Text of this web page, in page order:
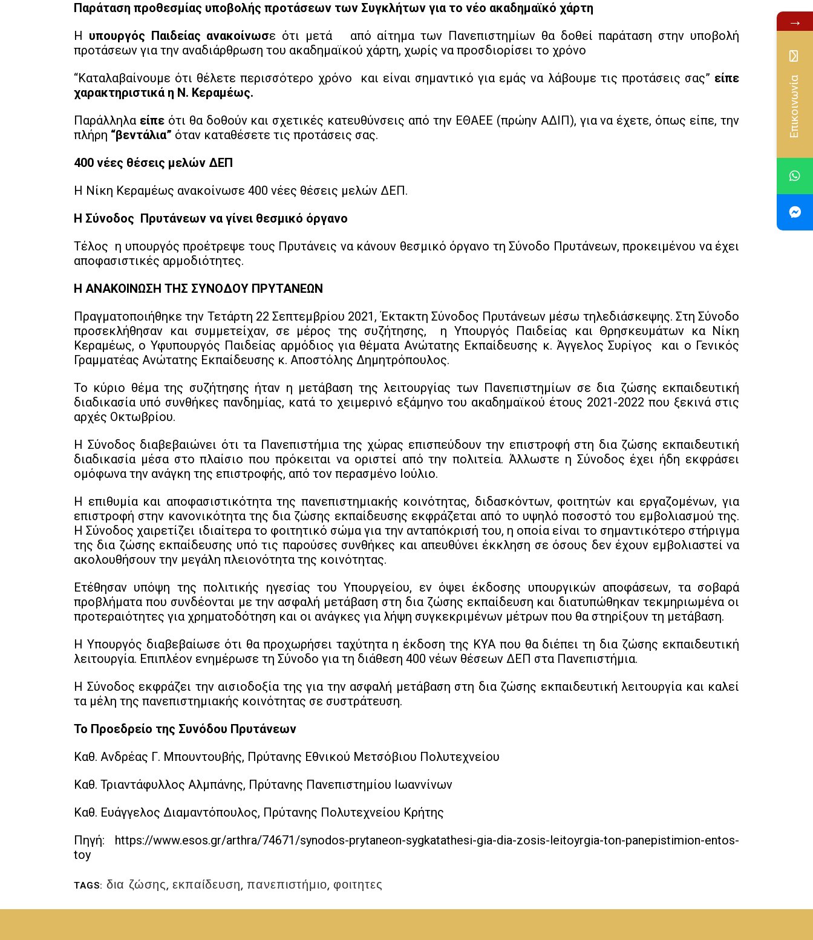
Παράταση προθεσμίας υποβολής προτάσεων των Συγκλήτων για το νέο ακαδημαϊκό χάρτη
Η υπουργός Παιδείας ανακοίνωσε ότι μετά από αίτημα των Πανεπιστημίων θα δοθεί παράταση στην υποβολή
προτάσεων για την αναδιάρθρωση του ακαδημαϊκού χάρτη, χωρίς να προσδιορίσει το χρόνο
“Καταλαβαίνουμε ότι θέλετε περισσότερο χρόνο και είναι σημαντικό για εμάς να λάβουμε τις προτάσεις σας” είπε
χαρακτηριστικά η Ν. Κεραμέως.
Παράλληλα είπεότι θα δοθούν και σχετικές κατευθύνσεις από την ΕΘΑΕΕ (πρώην ΑΔΙΠ), για να έχετε, όπως είπε, την
πλήρη “βεντάλια” όταν καταθέσετε τις προτάσεις σας.
400 νέες θέσεις μελών ΔΕΠ
Η Νίκη Κεραμέως ανακοίνωσε 400 νέες θέσεις μελών ΔΕΠ.
Η Σύνοδος Πρυτάνεων να γίνει θεσμικό όργανο
Τέλος η υπουργός προέτρεψε τους Πρυτάνεις να κάνουν θεσμικό όργανο τη Σύνοδο Πρυτάνεων, προκειμένου να έχει
αποφασιστικές αρμοδιότητες.
Η ΑΝΑΚΟΙΝΩΣΗ ΤΗΣ ΣΥΝΟΔΟΥ ΠΡΥΤΑΝΕΩΝ
Πραγματοποιήθηκε την Τετάρτη 22 Σεπτεμβρίου 2021, Έκτακτη Σύνοδος Πρυτάνεων μέσω τηλεδιάσκεψης. Στη Σύνοδο
προσεκλήθησαν και συμμετείχαν, σε μέρος της συζήτησης, η Υπουργός Παιδείας και Θρησκευμάτων κα Νίκη
Κεραμέως, ο Υφυπουργός Παιδείας αρμόδιος για θέματα Ανώτατης Εκπαίδευσης κ. Άγγελος Συρίγος και ο Γενικός
Γραμματέας Ανώτατης Εκπαίδευσης κ. Αποστόλης Δημητρόπουλος.
Το κύριο θέμα της συζήτησης ήταν η μετάβαση της λειτουργίας των Πανεπιστημίων σε δια ζώσης εκπαιδευτική
διαδικασία υπό συνθήκες πανδημίας, κατά το χειμερινό εξάμηνο του ακαδημαϊκού έτους 2021-2022 που ξεκινά στις
αρχές Οκτωβρίου.
Η Σύνοδος διαβεβαιώνει ότι τα Πανεπιστήμια της χώρας επισπεύδουν την επιστροφή στη δια ζώσης εκπαιδευτική
διαδικασία μέσα στο πλαίσιο που πρόκειται να οριστεί από την πολιτεία. Άλλωστε η Σύνοδος έχει ήδη εκφράσει
ομόφωνα την ανάγκη της επιστροφής, από τον περασμένο Ιούλιο.
Η επιθυμία και αποφασιστικότητα της πανεπιστημιακής κοινότητας, διδασκόντων, φοιτητών και εργαζομένων, για
επιστροφή στην κανονικότητα της δια ζώσης εκπαίδευσης εκφράζεται από το υψηλό ποσοστό του εμβολιασμού της.
Η Σύνοδος χαιρετίζει ιδιαίτερα το φοιτητικό σώμα για την ανταπόκρισή του, η οποία είναι το σημαντικότερο στήριγμα
της δια ζώσης εκπαίδευσης υπό τις παρούσες συνθήκες και απευθύνει έκκληση σε όσους δεν έχουν εμβολιαστεί να
ακολουθήσουν την μεγάλη πλειονότητα της κοινότητας.
Ετέθησαν υπόψη της πολιτικής ηγεσίας του Υπουργείου, εν όψει έκδοσης υπουργικών αποφάσεων, τα σοβαρά
προβλήματα που συνδέονται με την ασφαλή μετάβαση στη δια ζώσης εκπαίδευση και διατυπώθηκαν τεκμηριωμένα οι
προτεραιότητες για χρηματοδότηση και οι ανάγκες για λήψη συγκεκριμένων μέτρων που θα στηρίξουν τη μετάβαση.
Η Υπουργός διαβεβαίωσε ότι θα προχωρήσει ταχύτητα η έκδοση της ΚΥΑ που θα διέπει τη δια ζώσης εκπαιδευτική
λειτουργία. Επιπλέον ενημέρωσε τη Σύνοδο για τη διάθεση 400 νέων θέσεων ΔΕΠ στα Πανεπιστήμια.
Η Σύνοδος εκφράζει την αισιοδοξία της για την ασφαλή μετάβαση στη δια ζώσης εκπαιδευτική λειτουργία και καλεί
τα μέλη της πανεπιστημιακής κοινότητας σε συστράτευση.
Το Προεδρείο της Συνόδου Πρυτάνεων
Καθ. Ανδρέας Γ. Μπουντουβής, Πρύτανης Εθνικού Μετσόβιου Πολυτεχνείου
Καθ. Τριαντάφυλλος Αλμπάνης, Πρύτανης Πανεπιστημίου Ιωαννίνων
Καθ. Ευάγγελος Διαμαντόπουλος, Πρύτανης Πολυτεχνείου Κρήτης
Πηγή: https://www.esos.gr/arthra/74671/synodos-prytaneon-sygkatathesi-gia-dia-zosis-leitoyrgia-ton-panepistimion-entos-
toy
TAGS: δια ζώσης, εκπαίδευση, πανεπιστήμιο, φοιτητες
→
Επικοινωνία